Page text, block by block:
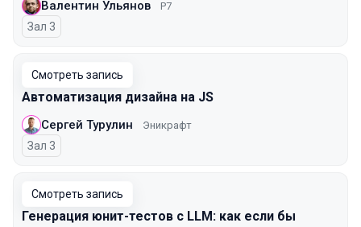
Валентин Ульянов Р7
Зал 3
Смотреть запись
Автоматизация дизайна на JS
Сергей Турулин Эникрафт
Зал 3
Смотреть запись
Генерация юнит-тестов с LLM: как если бы